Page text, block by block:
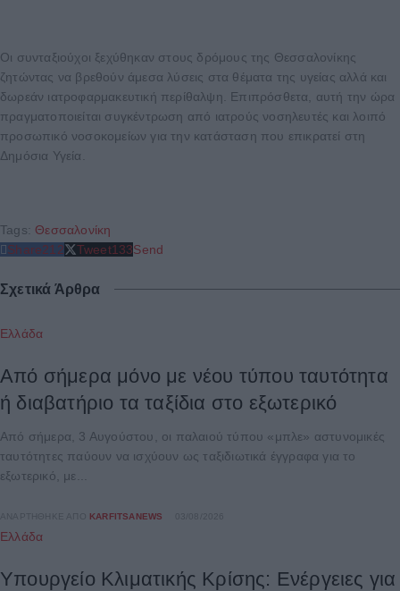
Οι συνταξιούχοι ξεχύθηκαν στους δρόμους της Θεσσαλονίκης
ζητώντας να βρεθούν άμεσα λύσεις στα θέματα της υγείας αλλά και
δωρεάν ιατροφαρμακευτική περίθαλψη. Επιπρόσθετα, αυτή την ώρα
πραγματοποιείται συγκέντρωση από ιατρούς νοσηλευτές και λοιπό
προσωπικό νοσοκομείων για την κατάσταση που επικρατεί στη
Δημόσια Υγεία.
Tags: Θεσσαλονίκη
Share212 Tweet133Send
Σχετικά Άρθρα
Ελλάδα
Από σήμερα μόνο με νέου τύπου ταυτότητα
ή διαβατήριο τα ταξίδια στο εξωτερικό
Από σήμερα, 3 Αυγούστου, οι παλαιού τύπου «μπλε» αστυνομικές
ταυτότητες παύουν να ισχύουν ως ταξιδιωτικά έγγραφα για το
εξωτερικό, με...
ΑΝΑΡΤΉΘΗΚΕ ΑΠΌ KARFITSANEWS
Ελλάδα
Υπουργείο Κλιματικής Κρίσης: Ενέργειες για